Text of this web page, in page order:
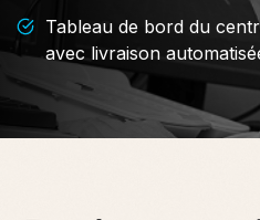
Tableau de bord du
avec livraison